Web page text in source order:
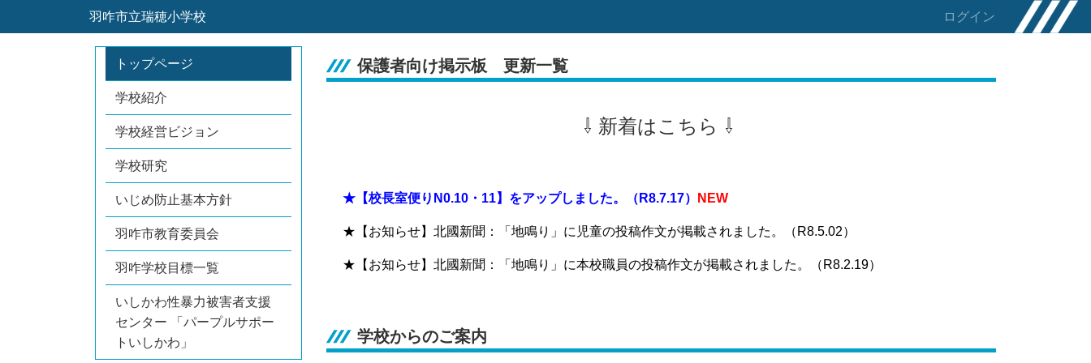
羽咋市立瑞穂小学校 ログイン
トップページ
学校紹介
学校経営ビジョン
学校研究
いじめ防止基本方針
羽咋市教育委員会
羽咋学校目標一覧
いしかわ性暴力被害者支援
センター 「パープルサポー
トいしかわ」
保護者向け掲示板 更新一覧
⇩ 新着はこちら ⇩
★【校長室便り N0.10・11】をアップしました。（R8.7.17） NEW
★【お知らせ】北國新聞：「地鳴り」に児童の投稿作文が掲載されました。（R8.5.02）
★【お知らせ】北國新聞：「地鳴り」に本校職員の投稿作文が掲載されました。（R8.2.19）
学校からのご案内